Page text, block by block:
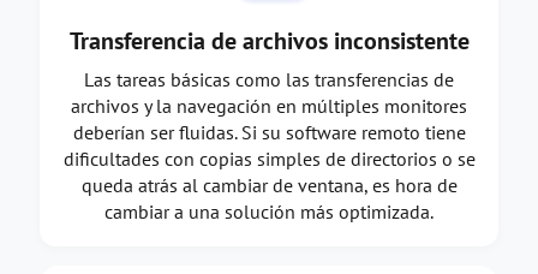
Transferencia de archivos inconsistente
Las tareas básicas como las transferencias de
archivos y la navegación en múltiples monitores
deberían ser fluidas. Si su software remoto tiene
dificultades con copias simples de directorios o se
queda atrás al cambiar de ventana, es hora de
cambiar a una solución más optimizada.